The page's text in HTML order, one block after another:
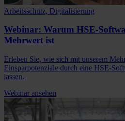
Arbeitsschutz, Digitalisierung
Webinar: Warum HSE-
Mehrwert ist
Erleben Sie, wie sich mit unserem
Einsparpotenziale durch eine HSE-
lassen.
Webinar ansehen